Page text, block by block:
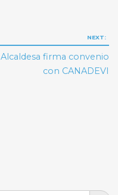
NEXT:
Alcaldesa firma convenio
con CANADEVI
Search